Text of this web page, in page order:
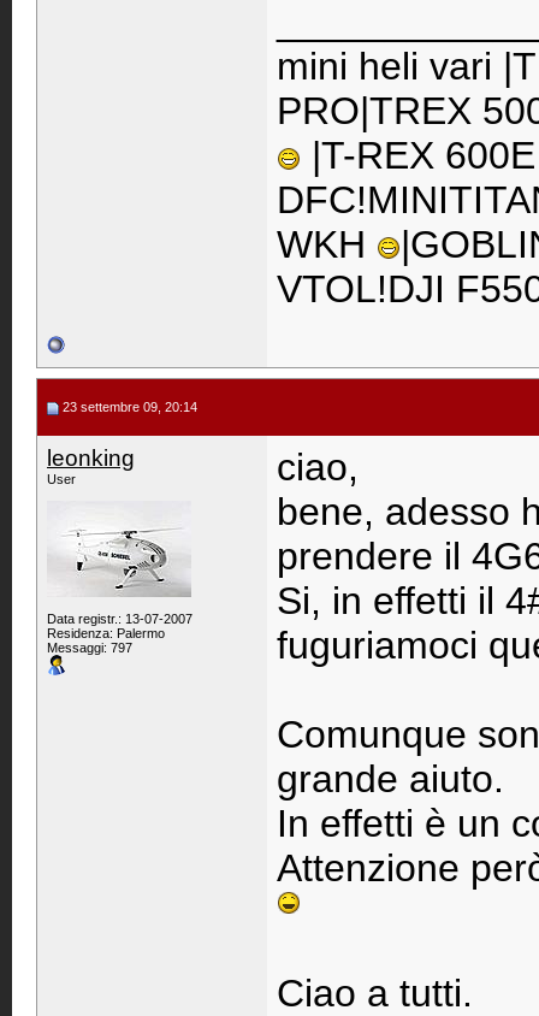
mini heli vari
PRO|TREX
|T-REX
WKH
VTOL!DJI
23 settembre 09, 20:14
leonking
User
Data registr.: 13-07-2007
Residenza: Palermo
Messaggi: 797
ciao,
bene, adesso
prendere il
Si, in effetti il
fuguriamoci
Comunque
grande aiuto.
In effetti è un
Attenzione
Ciao a tutti.